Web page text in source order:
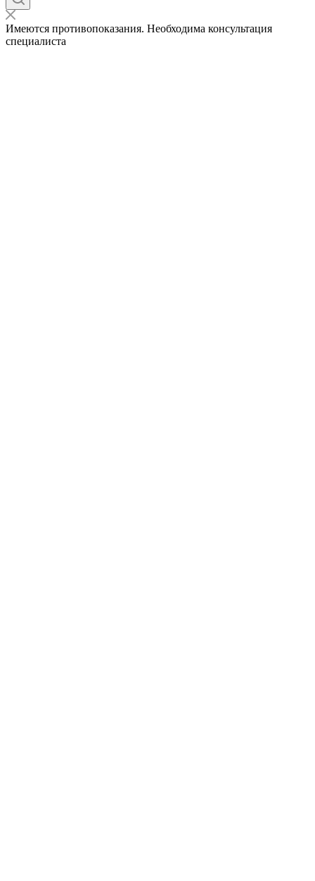
Имеются противопоказания. Необходима консультация
специалиста